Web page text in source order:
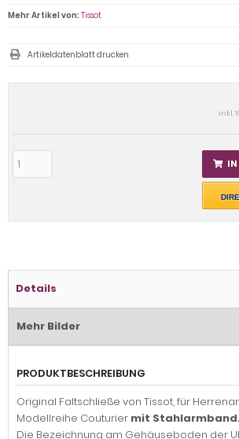
inkl.
IN
Mehr Artikel von: Tissot
Artikeldatenblatt drucken
Details
Mehr Bilder
PRODUKTBESCHREIBUNG
Original Faltschließe von Tissot, für
Modellreihe Couturier mit
Die Bezeichnung am Gehäuseboden der